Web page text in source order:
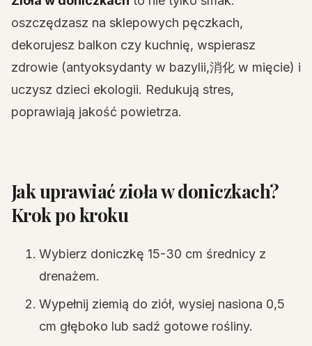
oszczędzasz na sklepowych pęczkach,
dekorujesz balkon czy kuchnię, wspierasz
zdrowie (antyoksydanty w bazylii,消化 w mięcie) i
uczysz dzieci ekologii. Redukują stres,
poprawiają jakość powietrza.
Jak uprawiać zioła w doniczkach?
Krok po kroku
Wybierz doniczkę 15-30 cm średnicy z
drenażem.
Wypełnij ziemią do ziół, wysiej nasiona 0,5
cm głęboko lub sadź gotowe rośliny.